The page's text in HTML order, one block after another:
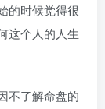
的时候觉得很
这个人的人生
不了解命盘的